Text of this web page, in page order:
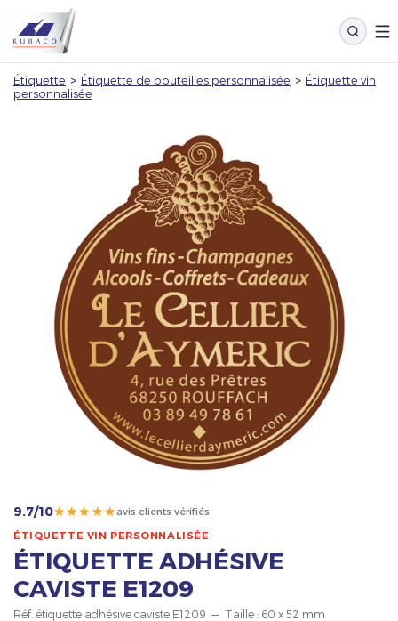
Étiquette > Étiquette de bouteilles personnalisée > Étiquette vin
personnalisée
9.7/10★★★★★avis clients vérifiés
ÉTIQUETTE VIN PERSONNALISÉE
ÉTIQUETTE ADHÉSIVE
CAVISTE E1209
Réf. étiquette adhésive caviste E1209 — Taille : 60 x 52 mm